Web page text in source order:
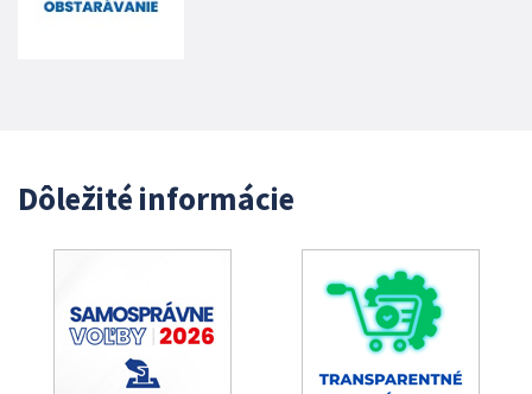
Dôležité informácie